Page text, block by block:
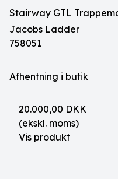
Stairway GTL
Jacobs Ladder
758051
Afhentning i butik
20.000,00 DKK
(ekskl. moms)
Vis produkt